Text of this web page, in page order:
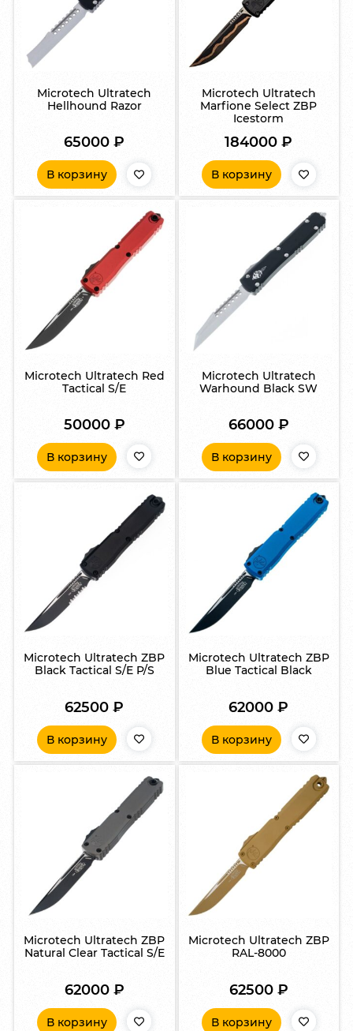
Microtech Ultratech
Hellhound Razor
65000₽
В корзину
Microtech Ultratech
Marfione Select ZBP
Icestorm
184000₽
В корзину
Microtech Ultratech Red
Tactical S/E
50000 ₽
В корзину
Microtech Ultratech
Warhound Black SW
66000 ₽
В корзину
Microtech Ultratech ZBP
Black Tactical S/E P/S
62500₽
В корзину
Microtech Ultratech ZBP
Blue Tactical Black
62000₽
В корзину
Microtech Ultratech ZBP
Natural Clear Tactical S/E
62000 ₽
В корзину
Microtech Ultratech ZBP
RAL-8000
62500 ₽
В корзину